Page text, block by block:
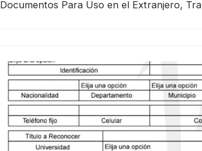
Documentos Para Uso en el Extranjero,